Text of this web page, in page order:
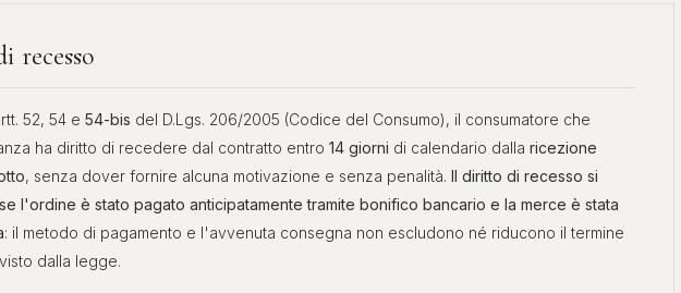
recesso
52, 54 e 54-bis del D.Lgs. 206/2005 (Codice del Consumo), il consumatore che
ha diritto di recedere dal contratto entro 14 giorni di calendario dalla ricezione
, senza dover fornire alcuna motivazione e senza penalità. Il diritto di recesso si
l'ordine è stato pagato anticipatamente tramite bonifico bancario e la merce è stata
: il metodo di pagamento e l'avvenuta consegna non escludono né riducono il termine
dalla legge.